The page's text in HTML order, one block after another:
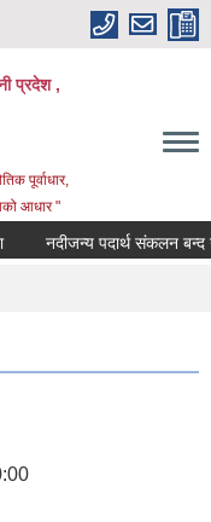
प्रदेश ,
पूर्वाधार,
आधार "
नदीजन्य पदार्थ संकलन बन्द